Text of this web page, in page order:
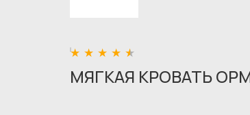
МЯГКАЯ КРОВАТЬ